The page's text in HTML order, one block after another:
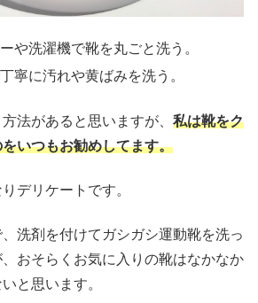
や洗濯機で靴を丸ごと洗う。
寧に汚れや黄ばみを洗う。
法があると思いますが、 私は靴をク
いつもお勧めしてます。
デリケートです。
洗剤を付けてガシガシ運動靴を洗っ
おそらくお気に入りの靴はなかなか
と思います。